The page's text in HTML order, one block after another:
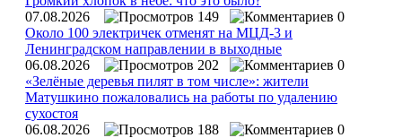
07.08.2026
149
0
Около 100 электричек отменят на МЦД-3 и
Ленинградском направлении в выходные
06.08.2026
202
0
«Зелёные деревья пилят в том числе»: жители
Матушкино пожаловались на работы по удалению
сухостоя
06.08.2026
188
0